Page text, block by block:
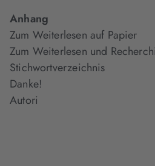
Anhang
Zum Weiterlesen auf Papier
Zum Weiterlesen und
Stichwortverzeichnis
Danke!
Autori